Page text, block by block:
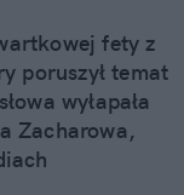
fety z
poruszył temat
wyłapała
Zacharowa,